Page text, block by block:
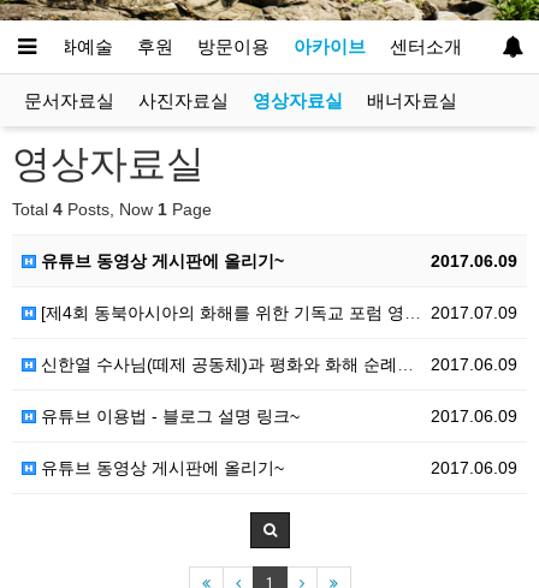
문화예술 후원 방문이용 아카이브 센터소개
문서자료실 사진자료실 영상자료실 배너자료실
영상자료실
Total 4 Posts, Now 1 Page
2017.06.09
유튜브 동영상 게시판에 올리기~
2017.07.09
[제4회 동북아시아의 화해를 위한 기독교 포럼 영상]
2017.06.09
신한열 수사님(떼제 공동체)과 평화와 화해 순례단의 당…
2017.06.09
유튜브 이용법 - 블로그 설명 링크~
2017.06.09
유튜브 동영상 게시판에 올리기~
1